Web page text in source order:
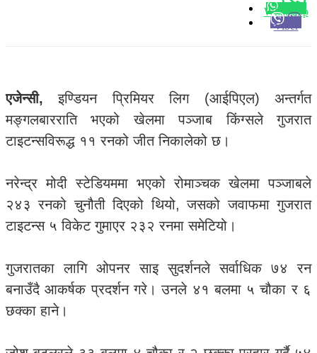
Whatsapp
Viber
एजेन्सी, इण्डियन प्रिमियर लिग (आईपिएल) अन्तर्गत
मङ्गलबारराति भएको खेलमा पञ्जाब किंग्सले गुजरात
टाइटन्सविरूद्ध ११ रनको जीत निकालेको छ।
नरेन्द्र मोदी स्टेडियममा भएको रोमाञ्चक खेलमा पञ्जाबले
२४३ रनको चुनौती दिएको थियो, जसको जवाफमा गुजरात
टाइटन्स ५ विकेट गुमाएर २३२ रनमा समेटियो।
गुजरातका लागि ओपनर साइ सुदर्शनले सर्वाधिक ७४ रन
बनाउँदै आकर्षक प्रदर्शन गरे। उनले ४१ बलमा ५ चौका र ६
छक्का हाने।